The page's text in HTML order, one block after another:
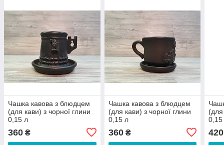
Чашка кавова з блюдцем
(для кави) з чорної глини
0,15 л
360 ₴
Чашка кавова з блюдцем
(для кави) з чорної глини
0,15 л
360₴
(для
0,15
420